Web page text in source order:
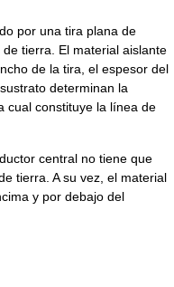
por una tira plana de
tierra. El material aislante
de la tira, el espesor del
determinan la
cual constituye la línea de
central no tiene que
tierra. A su vez, el material
y por debajo del